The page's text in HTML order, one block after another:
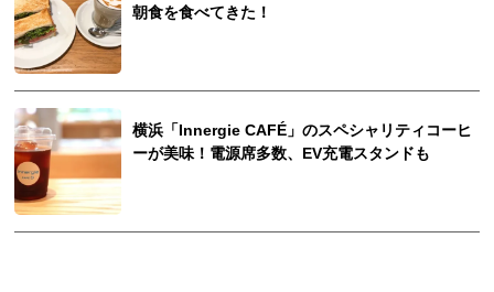
朝食を食べてきた！
横浜「Innergie CAFÉ」のスペシャリティコーヒ
ーが美味！電源席多数、EV充電スタンドも